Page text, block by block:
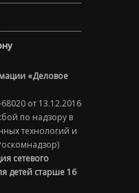
«Деловое
от 13.12.2016
по надзору в
технологий и
сетевого
детей старше 16